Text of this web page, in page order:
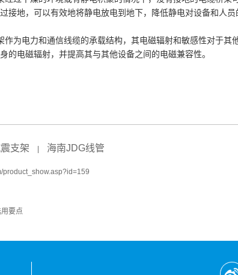
接地，可以有效地将静电放电到地下，降低静电对设备和人员
作为电力和通信线缆的承载结构，其电磁辐射和敏感性对于其
的电磁辐射，并提高其与其他设备之间的电磁兼容性。
支架 海南JDG线管
product_show.asp?id=159
要点